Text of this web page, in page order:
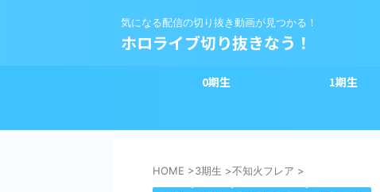
気になる配信の切り抜き動画が見つかる！
ホロライブ切り抜きなう！
0期生 1期生
HOME >3期生 >不知火フレア >